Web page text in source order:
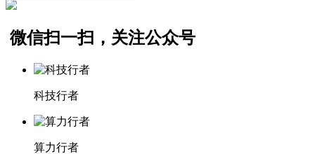
微信扫一扫，关注公众号
科技行者
算力行者